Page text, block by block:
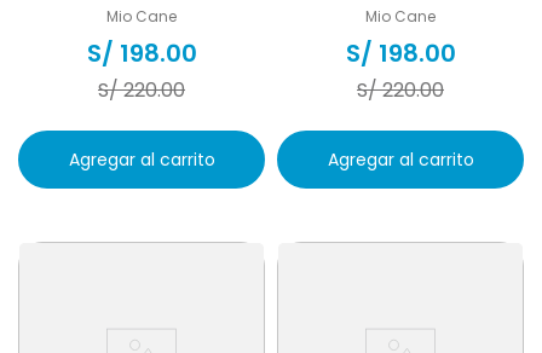
Mio Cane
S/ 198.00
S/220.00
Agregar al carrito
Mio Cane
S/ 198.00
S/220.00
Agregar al carrito